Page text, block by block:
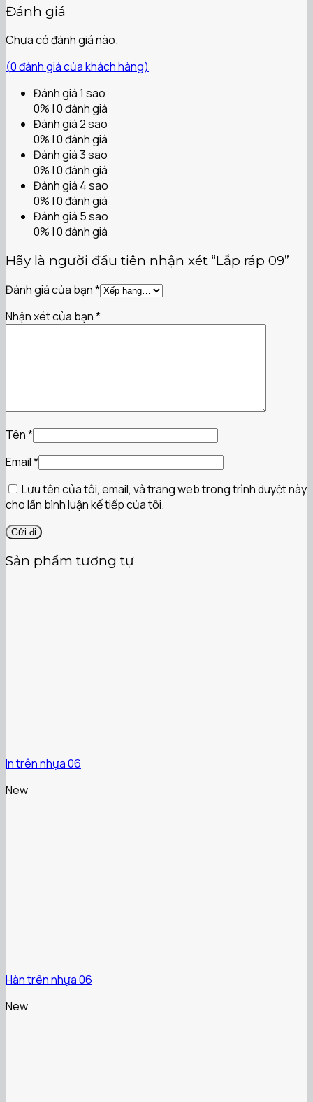
Đánh giá
Chưa có đánh giá nào.
(0đánh giá của khách hàng)
Đánh giá 1 sao
0% | 0 đánh giá
Đánh giá 2 sao
0% | 0 đánh giá
Đánh giá 3 sao
0% | 0 đánh giá
Đánh giá 4 sao
0% | 0 đánh giá
Đánh giá 5 sao
0% | 0 đánh giá
Hãy là người đầu tiên nhận xét “Lắp ráp 09”
Đánh giá của bạn*
Nhận xét của bạn*
Tên*
Email*
Lưu tên của tôi, email, và trang web trong trình duyệt này
cho lần bình luận kế tiếp của tôi.
Sản phẩm tương tự
In trên nhựa 06
New
Hàn trên nhựa 06
New